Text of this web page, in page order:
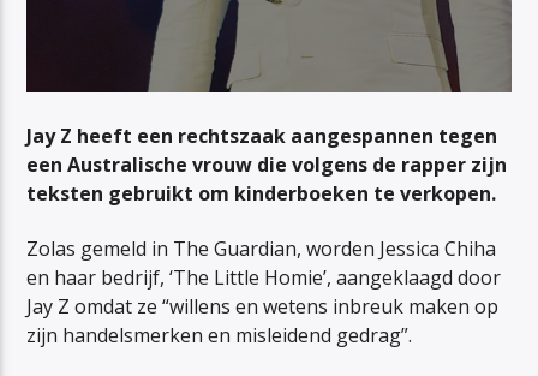
Jay Z heeft een rechtszaak aangespannen tegen
een Australische vrouw die volgens de rapper zijn
teksten gebruikt om kinderboeken te verkopen.
Zolas gemeld in The Guardian, worden Jessica Chiha
en haar bedrijf, ‘The Little Homie’, aangeklaagd door
Jay Z omdat ze “willens en wetens inbreuk maken op
zijn handelsmerken en misleidend gedrag”.